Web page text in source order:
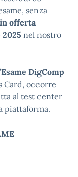
senza
in offerta
nel nostro
DigComp
Card, occorre
al test center
piattaforma.